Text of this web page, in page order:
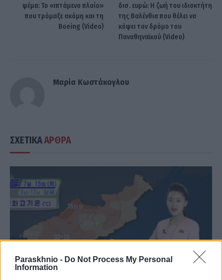
Paraskhnio - Do Not Process My Personal
Information
ψέμα: Το «ιπτάμενο πλοίο»
που τρόμαξε ακόμη και τη
Boeing (Video)
δισ. ευρώ: Η ζωή του ιδιοκτήτη
της Βαλένθια που θέλει να
κόψει τον δρόμο του
Παναθηναϊκού (Video)
Μαρία Κωστάκογλου
ΣΧΕΤΙΚΑΑΡΘΡΑ